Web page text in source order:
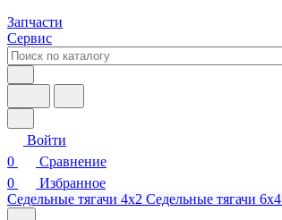
Запчасти
Сервис
Войти
0
Сравнение
0
Избранное
Седельные тягачи 4х2 Седельные тягачи 6х4